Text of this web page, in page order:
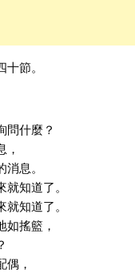
節。
什麼？
息。
知道了。
知道了。
搖籃，
，